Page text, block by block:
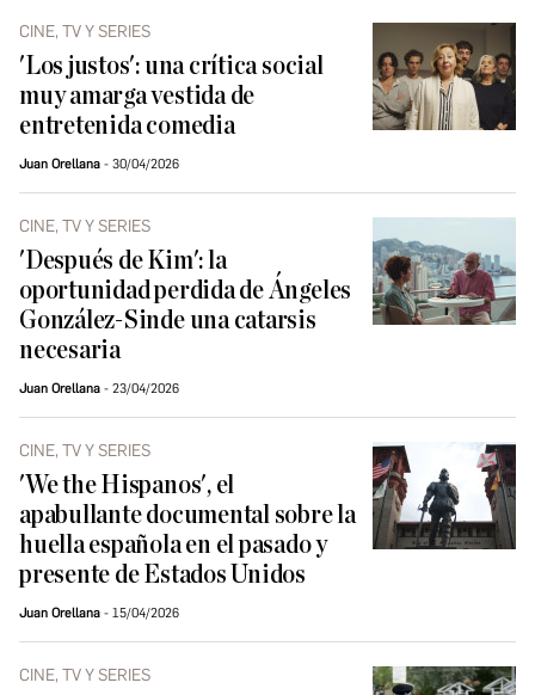
CINE, TV Y SERIES
'Los justos': una crítica social
muy amarga vestida de
entretenida comedia
Juan Orellana 30/04/2026
CINE, TV Y SERIES
'Después de Kim': la
oportunidad perdida de Ángeles
González-Sinde una catarsis
necesaria
Juan Orellana 23/04/2026
CINE, TV Y SERIES
'We the Hispanos', el
apabullante documental sobre la
huella española en el pasado y
presente de Estados Unidos
Juan Orellana 15/04/2026
CINE, TV Y SERIES